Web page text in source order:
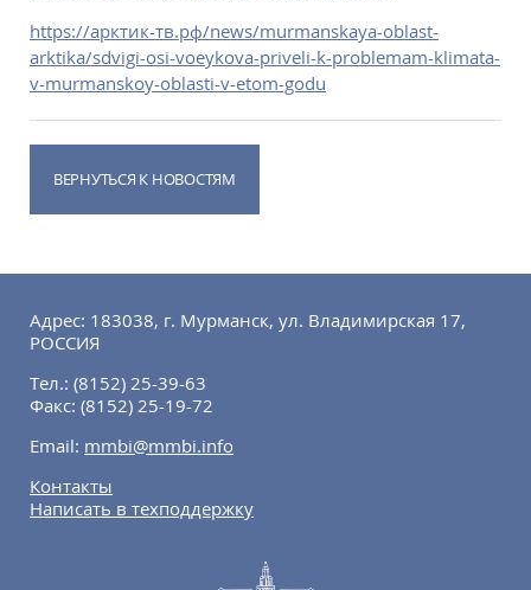
https://арктик-тв.рф/news/murmanskaya-oblast-
arktika/sdvigi-osi-voeykova-priveli-k-problemam-klimata-
v-murmanskoy-oblasti-v-etom-godu
ВЕРНУТЬСЯ К НОВОСТЯМ
Адрес: 183038, г. Мурманск, ул. Владимирская 17,
РОССИЯ
Тел.: (8152) 25-39-63
Факс: (8152) 25-19-72
Email: mmbi@mmbi.info
Контакты
Написать в техподдержку